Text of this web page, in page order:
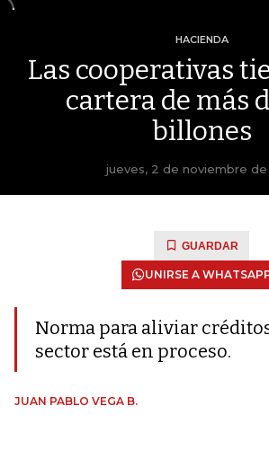
HACIENDA
Las cooperativas
cartera de más
billones
jueves, 2 de noviembre de
GUARDAR
UNIRSE A
Norma para aliviar
sector está en proceso.
JUAN PABLO VEGA B.